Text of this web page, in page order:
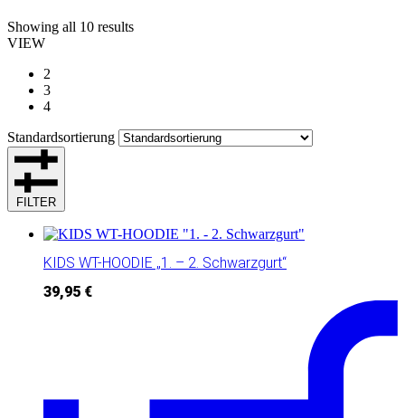
Showing all 10 results
VIEW
2
3
4
Standardsortierung
FILTER
KIDS WT-HOODIE „1. – 2. Schwarzgurt“
39,95 €